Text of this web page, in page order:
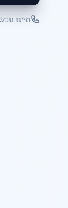
חייגו